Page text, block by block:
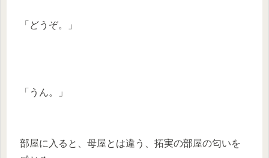
「どうぞ。」
「うん。」
部屋に入ると、母屋とは違う、拓実の部屋の匂いを